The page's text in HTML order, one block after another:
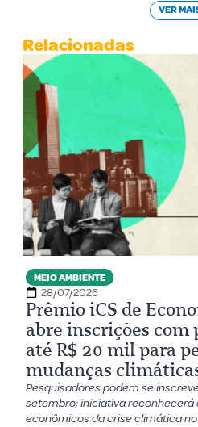
VER
Relacionadas
MEIO AMBIENTE
28/07/2026
Prêmio iCS de
abre inscrições com
até R$ 20 mil para
mudanças
Pesquisadores podem se
setembro; iniciativa
econômicos da crise climática